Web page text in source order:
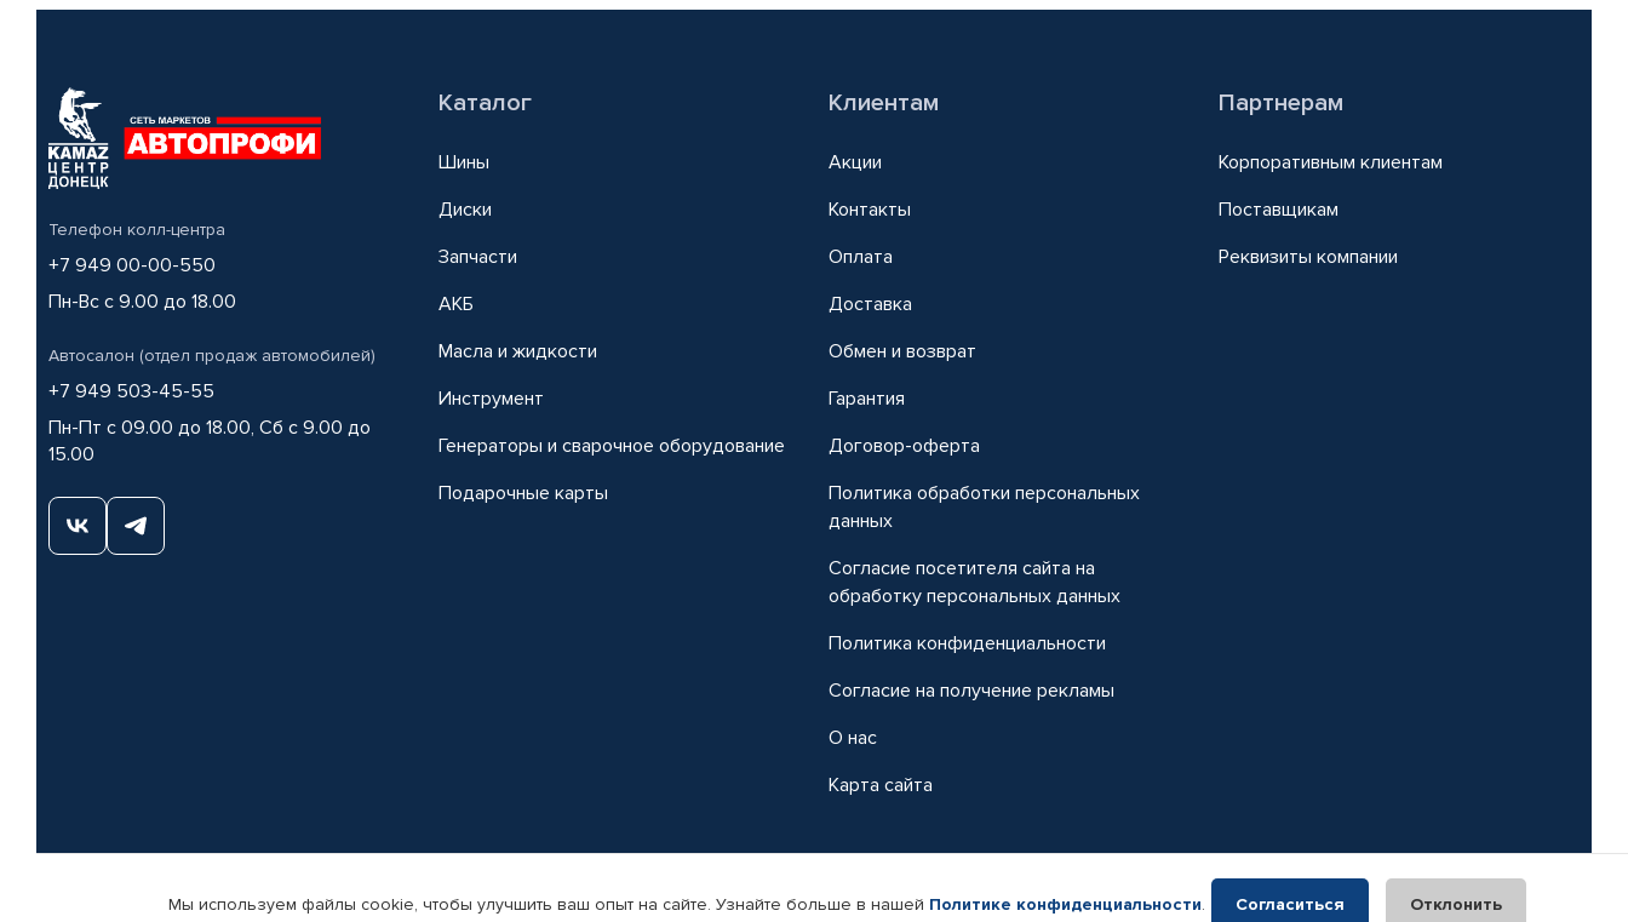
Телефон колл-центра
+7 949 00-00-550
Пн-Вс с 9.00 до 18.00
Автосалон (отдел продаж автомобилей)
+7 949 503-45-55
Пн-Пт с 09.00 до 18.00, Сб с 9.00 до
15.00
Каталог
Шины
Диски
Запчасти
АКБ
Масла и жидкости
Инструмент
Генераторы и сварочное оборудование
Подарочные карты
Клиентам
Акции
Контакты
Оплата
Доставка
Обмен и возврат
Гарантия
Договор-оферта
Политика обработки персональных
данных
Согласие посетителя сайта на
обработку персональных данных
Политика конфиденциальности
Согласие на получение рекламы
О нас
Карта сайта
Партнерам
Корпоративным клиентам
Поставщикам
Реквизиты компании
© КАМАЗ ЦЕНТР ДОНЕЦК, 2015-2026. Все права защищены. Интернет-магазин автомобильных товаров Автопрофи.
Мы используем файлы cookie, чтобы улучшить ваш опыт на сайте. Узнайте больше в нашей Политике конфиденциальности. Согласиться Отклонить